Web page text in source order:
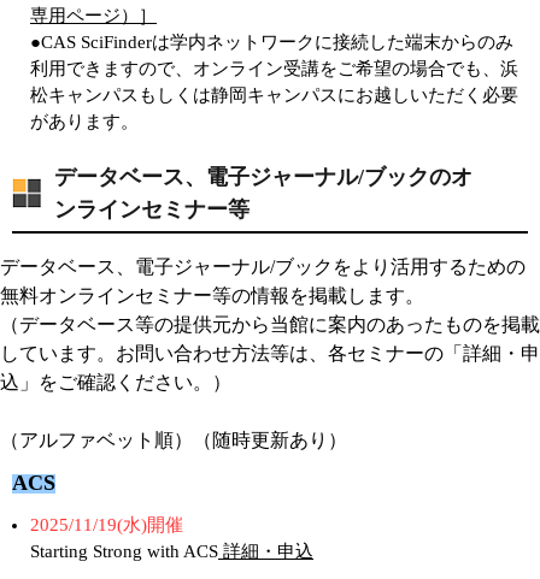
専用ページ）］
●CAS SciFinderは学内ネットワークに接続した端末からのみ
利用できますので、オンライン受講をご希望の場合でも、浜
松キャンパスもしくは静岡キャンパスにお越しいただく必要
があります。
データベース、電子ジャーナル/ブックのオ
ンラインセミナー等
データベース、電子ジャーナル/ブックをより活用するための
無料オンラインセミナー等の情報を掲載します。
（データベース等の提供元から当館に案内のあったものを掲載
しています。お問い合わせ方法等は、各セミナーの「詳細・申
込」をご確認ください。）
（アルファベット順）（随時更新あり）
ACS
2025/11/19(水)開催
Starting Strong with ACS 詳細・申込